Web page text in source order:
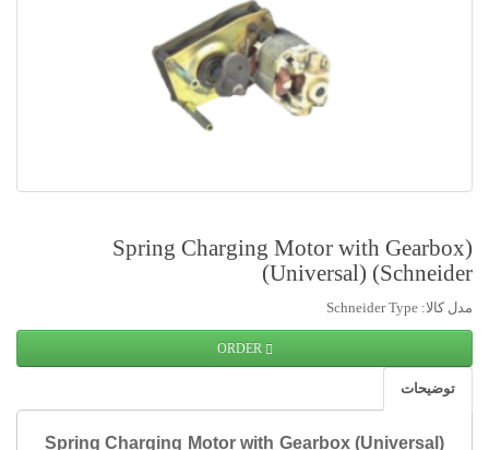
(Spring Charging Motor with Gearbox
(Universal) (Schneider
مدل کالا: Schneider Type
ORDER
توضیحات
Spring Charging Motor with Gearbox (Universal)